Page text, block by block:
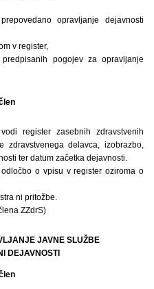
opravljanje dejavnosti
v register,
pogojev za opravljanje
register zasebnih zdravstvenih
zdravstvenega delavca, izobrazbo,
ter datum začetka dejavnosti.
o vpisu v register oziroma o
ni pritožbe.
ZZdrS)
JAVNE SLUŽBE
DEJAVNOSTI